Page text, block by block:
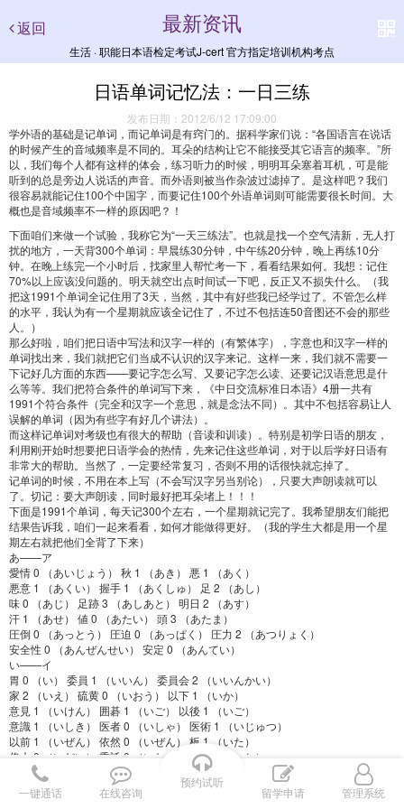
返回 最新资讯
生活 · 职能日本语检定考试J-cert 官方指定培训机构考点
日语单词记忆法：一日三练
发布日期：2012/6/12 17:09:00
学外语的基础是记单词，而记单词是有窍门的。据科学家们说：“各国语言在说话
的时候产生的音域频率是不同的。耳朵的结构让它不能接受其它语言的频率。”所
以，我们每个人都有这样的体会，练习听力的时候，明明耳朵塞着耳机，可是能
听到的总是旁边人说话的声音。而外语则被当作杂波过滤掉了。是这样吧？我们
很容易就能记住100个中国字，而要记住100个外语单词则可能需要很长时间。大
概也是音域频率不一样的原因吧？！
下面咱们来做一个试验，我称它为“一天三练法”。也就是找一个空气清新，无人打
扰的地方，一天背300个单词：早晨练30分钟，中午练20分钟，晚上再练10分
钟。在晚上练完一个小时后，找家里人帮忙考一下，看看结果如何。我想：记住
70%以上应该没问题的。明天就空出点时间试一下吧，反正又不损失什么。（我
把这1991个单词全记住用了3天，当然，其中有好些我已经学过了。不管怎么样
的水平，我认为有一个星期就应该全记住了，不过不包括连50音图还不会的那些
人。）
那么好啦，咱们把日语中写法和汉字一样的（有繁体字），字意也和汉字一样的
单词找出来，我们就把它们当成不认识的汉字来记。这样一来，我们就不需要一
下记好几方面的东西——要记字怎么写、又要记字怎么读、还要记汉语意思是什
么等等。我们把符合条件的单词写下来，《中日交流标准日本语》4册一共有
1991个符合条件（完全和汉字一个意思，就是念法不同）。其中不包括容易让人
误解的单词（因为有些字有好几个讲法）。
而这样记单词对考级也有很大的帮助（音读和训读）。特别是初学日语的朋友，
利用刚开始时想要把日语学会的热情，先来记住这些单词，对于以后学好日语有
非常大的帮助。当然了，一定要经常复习，否则不用的话很快就忘掉了。
记单词的时候，不用在本上写（不会写汉字另当别论），只要大声朗读就可以
了。切记：要大声朗读，同时最好把耳朵堵上！！！
下面是1991个单词，每天记300个左右，一个星期就记完了。我希望朋友们能把
结果告诉我，咱们一起来看看，如何才能做得更好。（我的学生大都是用一个星
期左右就把他们全背了下来）
あ——ア
愛情 0 （あいじょう） 秋 1 （あき） 悪 1 （あく）
悪意 1 （あくい） 握手 1 （あくしゅ） 足 2 （あし）
味 0 （あじ） 足跡 3 （あしあと） 明日 2 （あす）
汗 1 （あせ） 値 0 （あたい） 頭 3 （あたま）
圧倒 0 （あっとう） 圧迫 0 （あっぱく） 圧力 2 （あつりょく）
安全性 0 （あんぜんせい） 安定 0 （あんてい）
い——イ
胃 0 （い） 委員 1 （いいん） 委員会 2 （いいんかい）
家 2 （いえ） 硫黄 0 （いおう） 以下 1 （いか）
意見 1 （いけん） 囲碁 1 （いご） 以後 1 （いご）
意識 1 （いしき） 医者 0 （いしゃ） 医術 1 （いじゅつ）
以前 1 （いぜん） 依然 0 （いぜん） 板 1 （いた）
偉大 0 （いだい） 委託 0 （いたく） 位置 1 （いち）
一致 0 （いっち） 一時 4 （いっとき） 一杯 1 （いっぱい）
一般 0 （いっぱん） 一分後 0 （いっぷんご） 一遍 3 （いっぺん）
意図 1 （いと） 異同 0 （いどう） 移動 0 （いどう）
一键通话 在线咨询
预约试听
留学申请 管理系统